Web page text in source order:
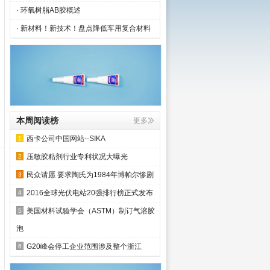
· 环氧树脂AB胶概述
· 新材料！新技术！盘点降低车用复合材料
本周阅读榜 更多
1 西卡公司中国网站--SIKA
2 压敏胶粘剂行业专利状况大曝光
3 民众请愿 要求陶氏为1984年博帕尔惨剧
4 2016全球光伏电站20强排行榜正式发布
5 美国材料试验学会（ASTM）制订气溶胶
泡
6 G20峰会停工企业范围涉及整个浙江